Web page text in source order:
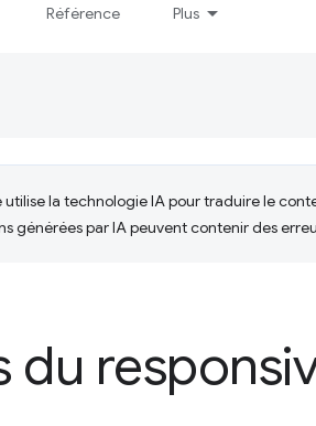
Référence Plus
utilise la technologie IA pour traduire le
générées par IA peuvent contenir des
du